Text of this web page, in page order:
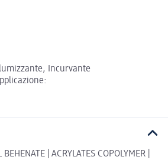
Incurvante
| ACRYLATES COPOLYMER |